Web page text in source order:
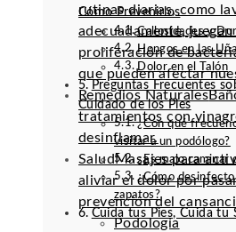
rutinas diarias, como
adecuadamente,
proliferación de
que pueden afectar
Remedios Naturales
tratamientos con
desinflamar.
SaludMasajes para
aliviar el dolor por
prevención del
Podología
Cómo Prevenirlos
Callosidades y
Hongos en las
Dolor en el Talón
Preguntas Frecuentes
Cuidado de los Pies
¿Con qué
visitar a un podólogo?
¿Es malo caminar
¿Cómo
zapatos?
Cuida tus Pies, Cuida tu